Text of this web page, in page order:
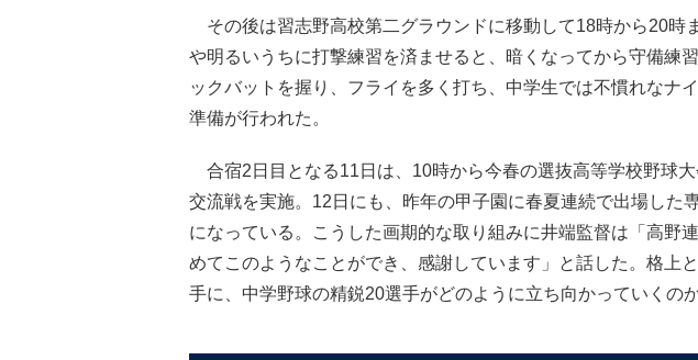
その後は習志野高校第二グラウンドに移動して18時から20時
や明るいうちに打撃練習を済ませると、暗くなってから守備練
ックバットを握り、フライを多く打ち、中学生では不慣れなナ
準備が行われた。
合宿2日目となる11日は、10時から今春の選抜高等学校野球
交流戦を実施。12日にも、昨年の甲子園に春夏連続で出場した
になっている。こうした画期的な取り組みに井端監督は「高野
めてこのようなことができ、感謝しています」と話した。格上
手に、中学野球の精鋭20選手がどのように立ち向かっていくの